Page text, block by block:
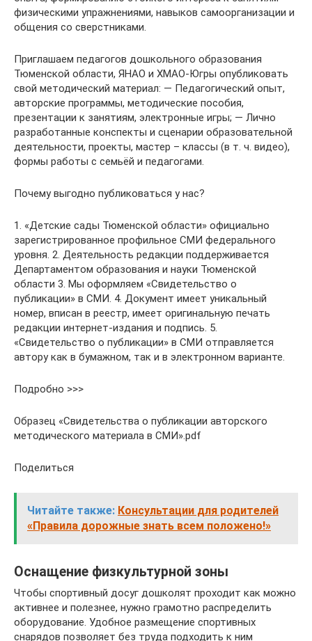
физическими упражнениями, навыков самоорганизации и
общения со сверстниками.
Приглашаем педагогов дошкольного образования
Тюменской области, ЯНАО и ХМАО-Югры опубликовать
свой методический материал: — Педагогический опыт,
авторские программы, методические пособия,
презентации к занятиям, электронные игры; — Лично
разработанные конспекты и сценарии образовательной
деятельности, проекты, мастер – классы (в т. ч. видео),
формы работы с семьёй и педагогами.
Почему выгодно публиковаться у нас?
1. «Детские сады Тюменской области» официально
зарегистрированное профильное СМИ федерального
уровня. 2. Деятельность редакции поддерживается
Департаментом образования и науки Тюменской
области 3. Мы оформляем «Свидетельство о
публикации» в СМИ. 4. Документ имеет уникальный
номер, вписан в реестр, имеет оригинальную печать
редакции интернет-издания и подпись. 5.
«Свидетельство о публикации» в СМИ отправляется
автору как в бумажном, так и в электронном варианте.
Подробно >>>
Образец «Свидетельства о публикации авторского
методического материала в СМИ».pdf
Поделиться
Читайте также: Консультации для родителей
«Правила дорожные знать всем положено!»
Оснащение физкультурной зоны
Чтобы спортивный досуг дошколят проходит как можно
активнее и полезнее, нужно грамотно распределить
оборудование. Удобное размещение спортивных
снарядов позволяет без труда подходить к ним